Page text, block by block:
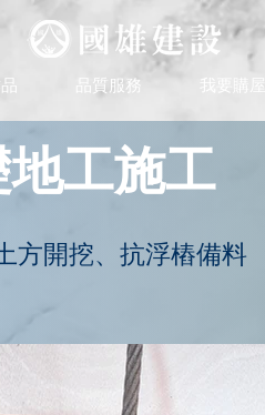
品質服務 我要購屋
工施工
方開挖、抗浮樁備料